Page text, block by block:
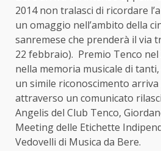
2014 non tralasci di ricordare
un omaggio nell’ambito della
sanremese che prenderà il via
22 febbraio). Premio Tenco
nella memoria musicale di
un simile riconoscimento
attraverso un comunicato
Angelis del Club Tenco,
Meeting delle Etichette
Vedovelli di Musica da Bere.